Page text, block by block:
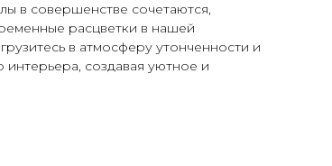
в совершенстве сочетаются,
расцветки в нашей
в атмосферу утонченности и
интерьера, создавая уютное и